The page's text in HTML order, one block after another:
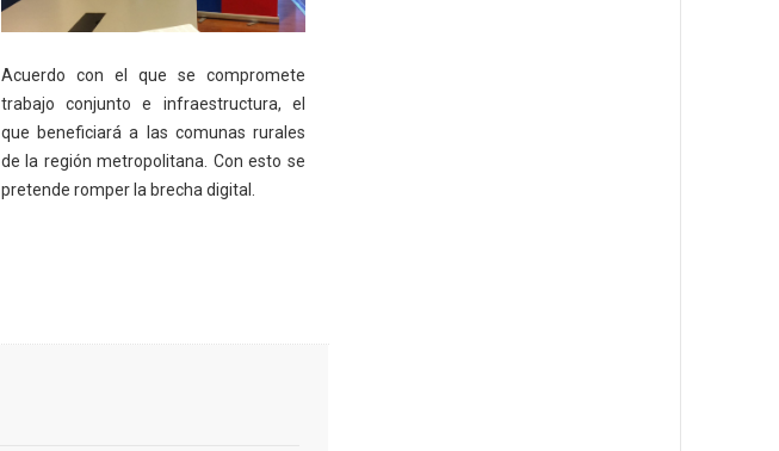
Acuerdo con el que se compromete
trabajo conjunto e infraestructura, el
que beneficiará a las comunas rurales
de la región metropolitana. Con esto se
pretende romper la brecha digital.